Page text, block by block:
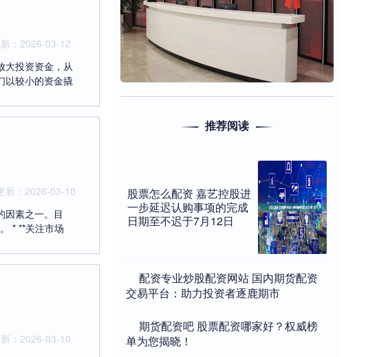
：2026-03-12
大投资资金，从
以较小的资金撬
新：2026-03-10
因素之一。目
* **关注市场
：2026-03-10
推荐阅读
股票怎么配资 嘉艺控股进
一步延迟认购事项的完成
日期至不迟于7月12日
​配资专业炒股配资网站 国内期货配资
交易平台：助力投资者逐鹿期市
​期货配资吧 股票配资哪家好？权威榜
单为您揭晓！